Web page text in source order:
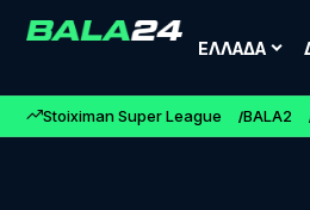
ΕΛΛΑΔΑ
Stoiximan Super League BALA2